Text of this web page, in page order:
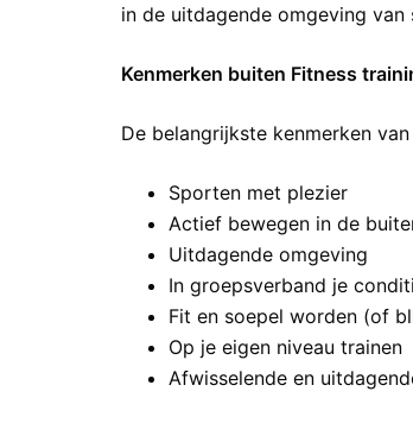
in de uitdagende omgeving
Kenmerken buiten Fitness
De belangrijkste kenmerken
Sporten met plezier
Actief bewegen in de
Uitdagende omgeving
In groepsverband je
Fit en soepel worden (of
Op je eigen niveau trainen
Afwisselende en